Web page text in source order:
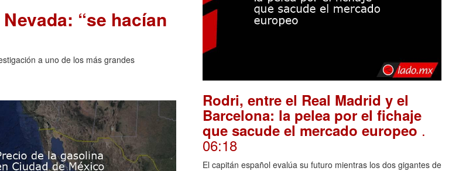
“se hacían
a uno de los más grandes
Rodri, entre el Real Madrid y el
Barcelona: la pelea por el fichaje
que sacude el mercado europeo .
06:18
El capitán español evalúa su futuro mientras los dos gigantes de